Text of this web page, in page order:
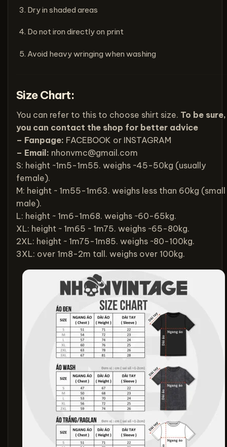
Dry in shaded areas
Do not iron directly on print
Avoid heavy wringing when washing
Size Chart:
You can refer to this to choose shirt size. To be sure,
you can contact the shop for better advice
– Fanpage: FACEBOOK or INSTAGRAM
– Email: nhonvmc@gmail.com
S: height ~1m5-1m55. weighs ~45-50kg (usually
female).
M: height ~ 1m55-1m63. weighs less than 60kg (small
male).
L: height ~ 1m6-1m68. weighs ~60-65kg.
XL: height ~ 1m65 ~ 1m75. weighs ~65-80kg.
2XL: height ~ 1m75-1m85. weighs ~80-100kg.
3XL: over 1m8-2m tall. weighs over 100kg.